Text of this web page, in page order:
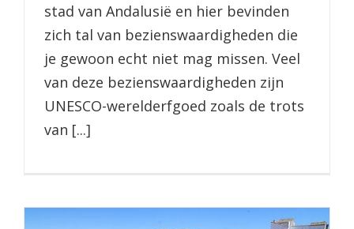
stad van Andalusië en hier bevinden
zich tal van bezienswaardigheden die
je gewoon echt niet mag missen. Veel
van deze bezienswaardigheden zijn
UNESCO-werelderfgoed zoals de trots
van [...]